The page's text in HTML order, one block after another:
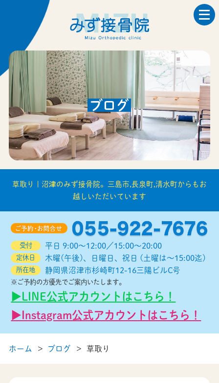
ブログ
草取り | 沼津のみず接骨院。三島市,長泉町,清水町からもお
越しいただいています
受付 平日 9:00～12:00／15:00～20:00
定休日 木曜(午後)、日曜日、祝日 (土曜は～15:00迄)
所在地 静岡県沼津市杉崎町12-16三陽ビルC号
※ご予約の方優先でご案内いたします。
▶︎LINE公式アカウントはこちら！
▶︎Instagram公式アカウントはこちら！
ホーム ブログ 草取り